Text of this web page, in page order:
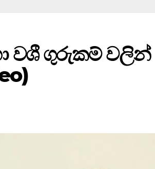
වශී ගුරුකම් වලින්